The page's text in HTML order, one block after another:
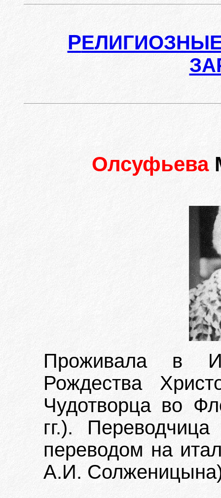
Р
Олсуфьева
Проживала в
Рождества
Чудотворца во
гг.).
переводом на
А.И.